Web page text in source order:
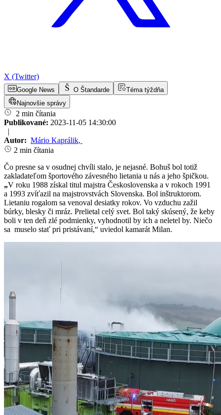
X (Twitter)
Google News O Štandarde
Téma týždňa
Najnovšie správy
2 min čítania
Publikované: 2023-11-05 14:30:00
|
Autor: Mário Kaprálik,
2 min čítania
Čo presne sa v osudnej chvíli stalo, je nejasné. Bohuš bol totiž
zakladateľom športového závesného lietania u nás a jeho špičkou.
„V roku 1988 získal titul majstra Československa a v rokoch 1991
a 1993 zvíťazil na majstrovstvách Slovenska. Bol inštruktorom.
Lietaniu rogalom sa venoval desiatky rokov. Vo vzduchu zažil
búrky, blesky či mráz. Prelietal celý svet. Bol taký skúsený, že keby
boli v ten deň zlé podmienky, vyhodnotil by ich a neletel by. Niečo
sa muselo stať pri pristávaní,“ uviedol kamarát Milan.